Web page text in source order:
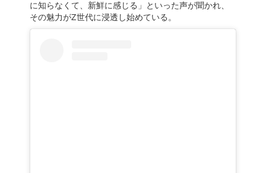
に知らなくて、新鮮に感じる」といった声が聞かれ、
その魅力がZ世代に浸透し始めている。